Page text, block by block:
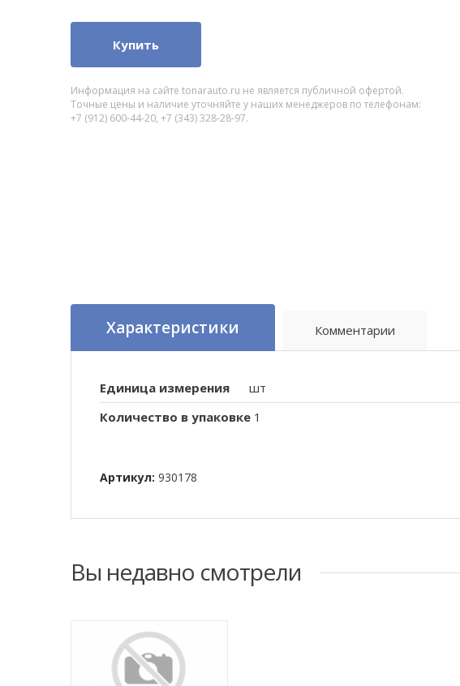
Купить
Информация на сайте tonarauto.ru не является публичной офертой.
Точные цены и наличие уточняйте у наших менеджеров по телефонам:
+7 (912) 600-44-20, +7 (343) 328-28-97.
Характеристики Комментарии
Единица измерения
шт
Количество в упаковке 1
Артикул: 930178
Вы недавно смотрели